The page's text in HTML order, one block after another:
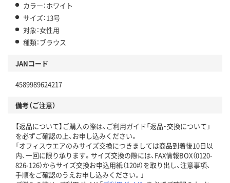
カラー：ホワイト
サイズ：13号
対象：女性用
種類：ブラウス
JANコード
4589989624217
備考（ご注意）
【返品について】ご購入の際は、ご利用ガイド「返品・交換について」
を必ずご確認の上、お申し込みください。
「オフィスウエアのみサイズ交換につきましては商品到着後10日以
内、一回に限り承ります。サイズ交換の際には、FAX情報BOX（0120-
826-126）からサイズ交換お申込用紙（120#）を取り出し、注意事項、
手順をご確認のうえお申し込みください。」